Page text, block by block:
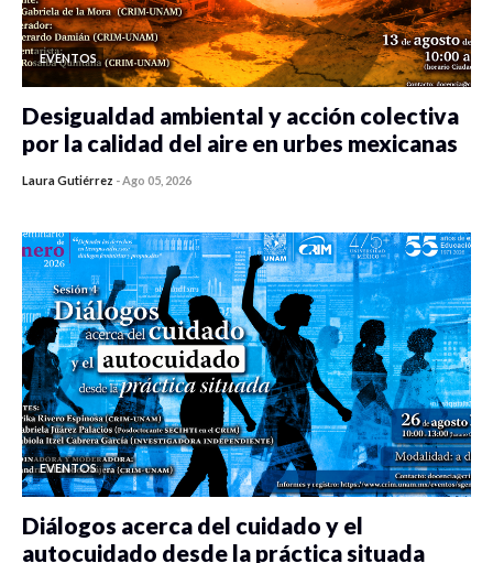
EVENTOS
Desigualdad ambiental y acción colectiva
por la calidad del aire en urbes mexicanas
Laura Gutiérrez - Ago 05, 2026
EVENTOS
Diálogos acerca del cuidado y el
autocuidado desde la práctica situada